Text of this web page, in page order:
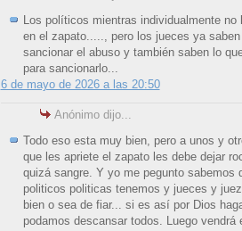
Los políticos mientras individualmente no
en el zapato....., pero los jueces ya
sancionar el abuso y también saben lo
para sancionarlo...
6 de mayo de 2026 a las 20:50
Anónimo dijo...
Todo eso esta muy bien, pero a unos y
que les apriete el zapato les debe dejar
quizá sangre. Y yo me pegunto sabemos
politicos politicas tenemos y jueces y
bien o sea de fiar... si es así por Dios
podamos descansar todos. Luego vendrá